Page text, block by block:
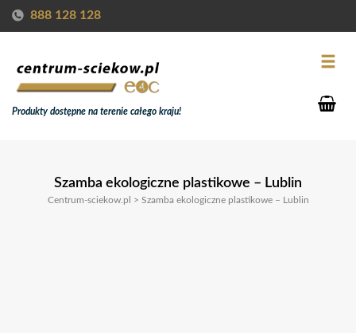
888 128 128
Produkty dostępne na terenie całego kraju!
Szamba ekologiczne plastikowe – Lublin
Centrum-sciekow.pl > Szamba ekologiczne plastikowe – Lublin